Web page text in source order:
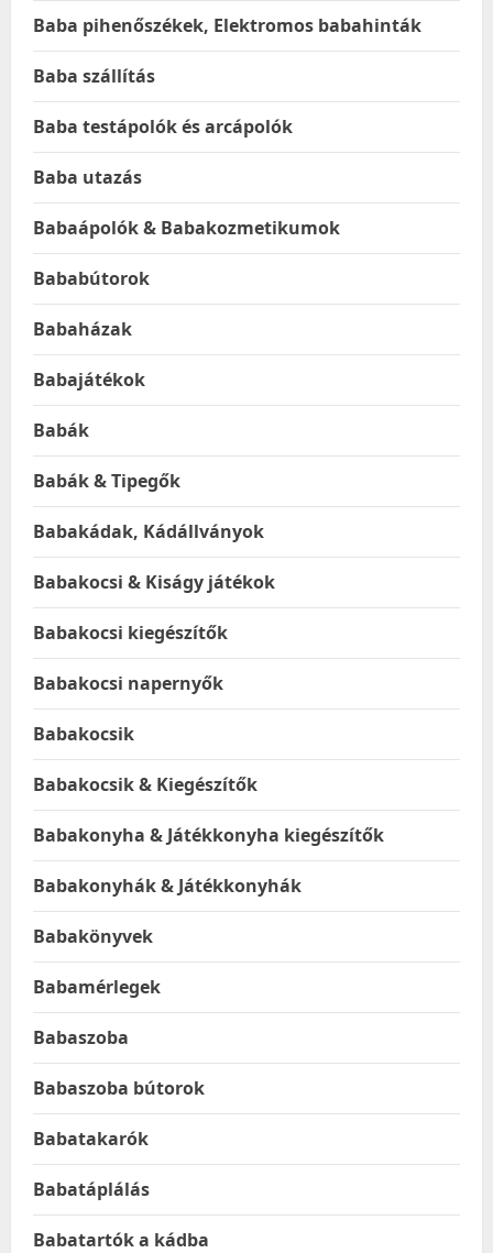
Baba pihenőszékek, Elektromos babahinták
Baba szállítás
Baba testápolók és arcápolók
Baba utazás
Babaápolók & Babakozmetikumok
Bababútorok
Babaházak
Babajátékok
Babák
Babák & Tipegők
Babakádak, Kádállványok
Babakocsi & Kiságy játékok
Babakocsi kiegészítők
Babakocsi napernyők
Babakocsik
Babakocsik & Kiegészítők
Babakonyha & Játékkonyha kiegészítők
Babakonyhák & Játékkonyhák
Babakönyvek
Babamérlegek
Babaszoba
Babaszoba bútorok
Babatakarók
Babatáplálás
Babatartók a kádba